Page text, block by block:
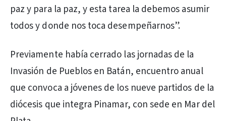
paz y para la paz, y esta tarea la debemos asumir
todos y donde nos toca desempeñarnos”.
Previamente había cerrado las jornadas de la
Invasión de Pueblos en Batán, encuentro anual
que convoca a jóvenes de los nueve partidos de la
diócesis que integra Pinamar, con sede en Mar del